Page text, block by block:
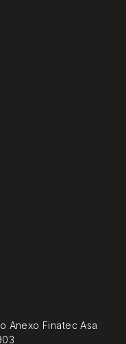
Anexo Finatec Asa